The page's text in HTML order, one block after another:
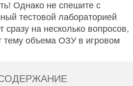
Однако не спешите с
тестовой лабораторией
сразу на несколько вопросов,
тему объема ОЗУ в игровом